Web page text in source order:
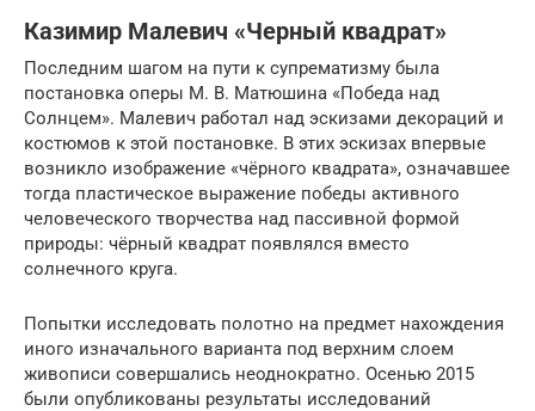
Казимир Малевич «Черный квадрат»
Последним шагом на пути к супрематизму была
постановка оперы М. В. Матюшина «Победа над
Солнцем». Малевич работал над эскизами декораций и
костюмов к этой постановке. В этих эскизах впервые
возникло изображение «чёрного квадрата», означавшее
тогда пластическое выражение победы активного
человеческого творчества над пассивной формой
природы: чёрный квадрат появлялся вместо
солнечного круга.
Попытки исследовать полотно на предмет нахождения
иного изначального варианта под верхним слоем
живописи совершались неоднократно. Осенью 2015
были опубликованы результаты исследований